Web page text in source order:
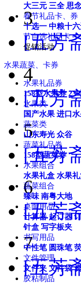
大三元 三全 思
春节礼品卡、券
十选一 中粮十
节自选礼品卡
促销活动
水果蔬菜、卡券
水果礼品券
158型水果券
水果类
国产水果 进口
蔬菜类
山东寿光 众谷
蔬菜礼品券
158型蔬菜券
水果组合
水果礼盒 水果
蔬菜组合
臻味 南粤大地
桌面用品
计算器 起订器
针盒 写字板夹
书写用品
中性笔 圆珠笔
文件管理
文件夹 文件袋
胶粘制品
3
[五芳
4
[五芳
5
[五芳
6
[五芳
7
[五芳